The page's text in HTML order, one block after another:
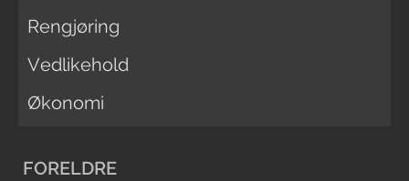
Rengjøring
Vedlikehold
Økonomi
FORELDRE